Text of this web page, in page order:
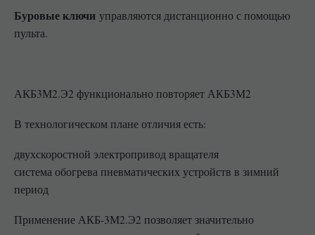
Буровые ключи управляются дистанционно с помощью
пульта.
АКБ3М2.Э2 функционально повторяет АКБ3М2
В технологическом плане отличия есть:
двухскоростной электропривод вращателя
система обогрева пневматических устройств в зимний
период
Применение АКБ-3М2.Э2 позволяет значительно